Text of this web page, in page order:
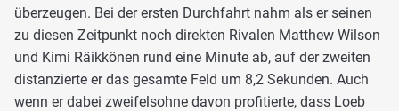
überzeugen. Bei der ersten Durchfahrt nahm als er seinen
zu diesen Zeitpunkt noch direkten Rivalen Matthew Wilson
und Kimi Räikkönen rund eine Minute ab, auf der zweiten
distanzierte er das gesamte Feld um 8,2 Sekunden. Auch
wenn er dabei zweifelsohne davon profitierte, dass Loeb